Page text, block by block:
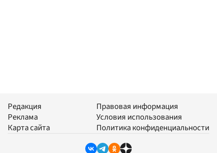
Редакция
Реклама
Карта сайта
Правовая информация
Условия использования
Политика конфиденциальности